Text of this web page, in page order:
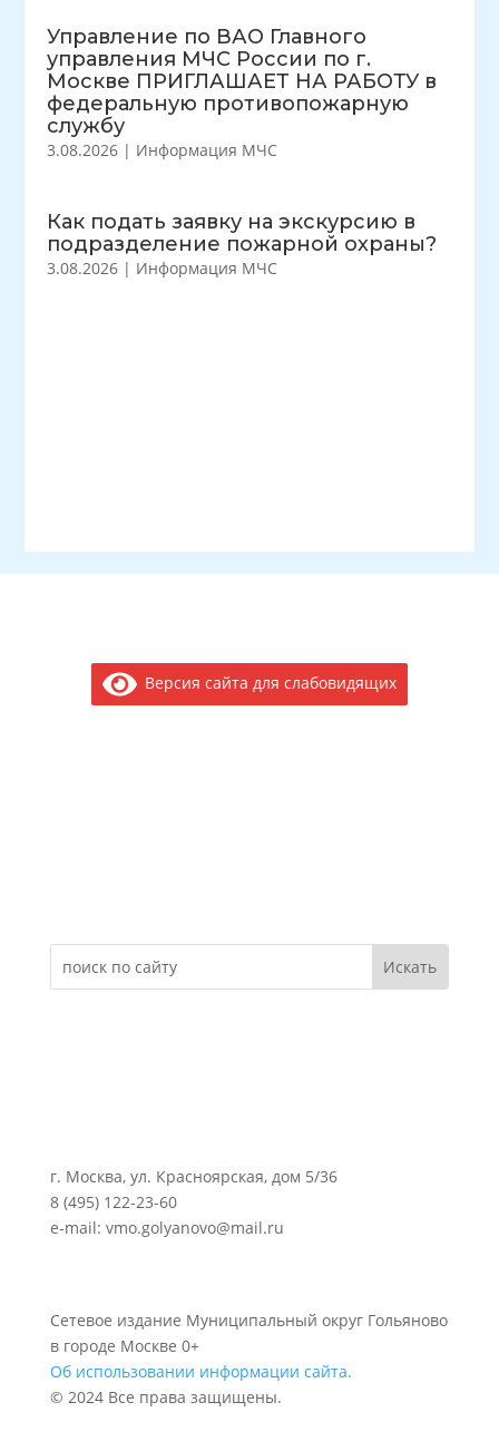
Управление по ВАО Главного
управления МЧС России по г.
Москве ПРИГЛАШАЕТ НА РАБОТУ в
федеральную противопожарную
службу
3.08.2026 | Информация МЧС
Как подать заявку на экскурсию в
подразделение пожарной охраны?
3.08.2026 | Информация МЧС
Версия сайта для слабовидящих
г. Москва, ул. Красноярская, дом 5/36
8 (495) 122-23-60
e-mail: vmo.golyanovo@mail.ru
Сетевое издание Муниципальный округ Гольяново
в городе Москве 0+
Об использовании информации сайта.
© 2024 Все права защищены.